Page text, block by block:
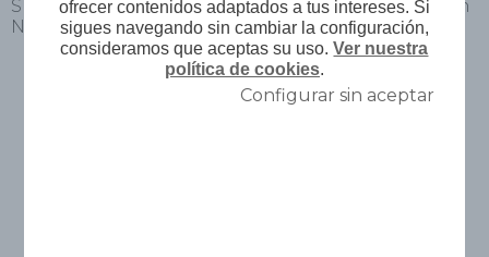
Sitges > Planifica tu viaje > Mapa de servicios >
Can
Negret
Can Negret
ofrecer contenidos adaptados a tus intereses. Si
sigues navegando sin cambiar la configuración,
consideramos que aceptas su uso.Ver nuestra
política de cookies.
Configurar sin aceptar